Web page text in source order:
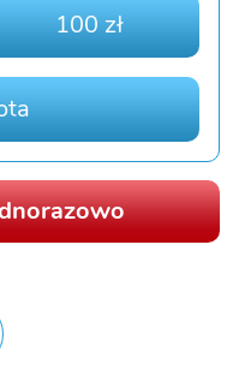
100 zł